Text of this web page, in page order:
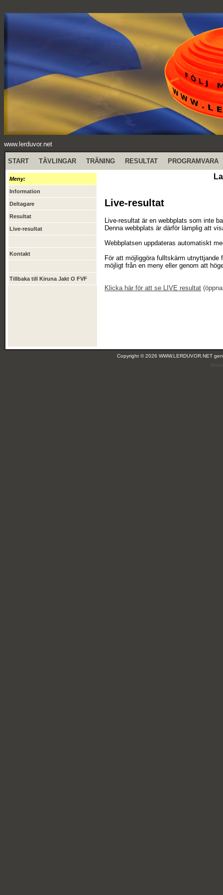
www.lerduvor.net
START TÄVLINGAR TRÄNING RESULTAT PROGRAMVARA
Meny:
Information
Deltagare
Resultat
Live-resultat
Kontakt
Tillbaka till Kiruna Jakt O FVF
Live-resultat
Live-resultat är en webbplats som inte
Denna webbplats är därför lämplig att
Webbplatsen uppdateras automatiskt
För att möjliggöra fulltskärm utnyttjande
möjligt från en meny eller genom att
Klicka här för att se LIVE resultat
Copyright © 2026 WWW.LERDUVOR.NET